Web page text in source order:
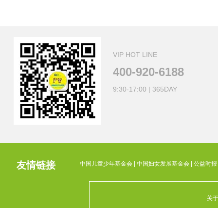
VIP HOT LINE
400-920-6188
9:30-17:00 | 365DAY
友情链接 中国儿童少年基金会 中国妇女发展基金会 公益时报
关